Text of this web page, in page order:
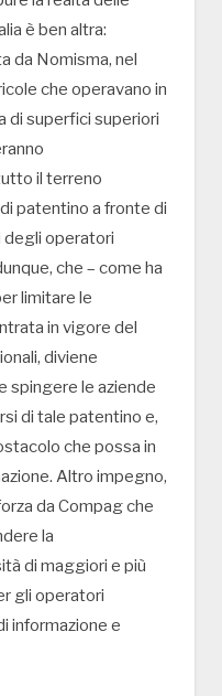
è ben altra:
da Nomisma, nel
che operavano in
di superfici superiori
il terreno
patentino a fronte di
degli operatori
che – come ha
limitare le
in vigore del
diviene
spingere le aziende
di tale patentino e,
che possa in
Altro impegno,
da Compag che
la
di maggiori e più
gli operatori
informazione e